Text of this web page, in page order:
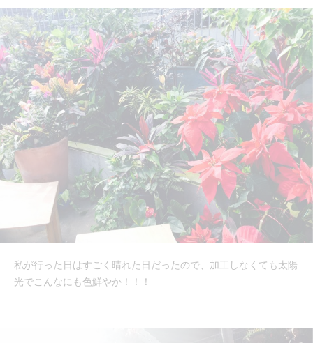
私が行った日はすごく晴れた日だったので、加工しなくても太陽
光でこんなにも色鮮やか！！！